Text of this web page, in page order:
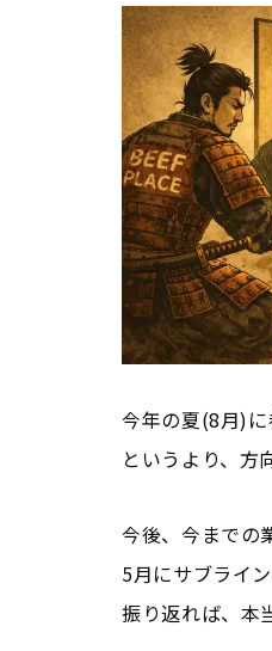
今年の夏(8月)に
というより、方
今後、今までの
5月にサブライ
振り返れば、本